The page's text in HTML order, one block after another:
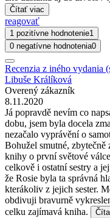
Čítať viac
reagovať
1 pozitívne hodnotenie1
0 negatívne hodnotenia0
Recenzia z iného vydania
Libuše Králíková
Overený zákazník
8.11.2020
Já popravdě nevím co
dobu, jsem byla docela
nezačalo vyprávění o
Bohužel smutné, zbytečně
knihy o první světové
celkově i ostatní sestry a
že Rosie byla ta správná
kterákoliv z jejich sester.
obdivuji bravurně
celku zajímavá kniha.